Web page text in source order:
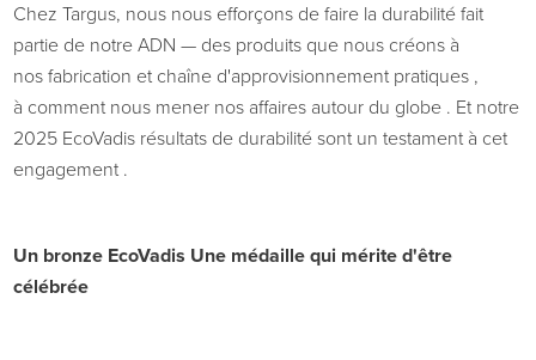
Chez Targus, nous nous efforçons de faire la durabilité fait
partie de notre ADN — des produits que nous créons à
nos fabrication et chaîne d'approvisionnement pratiques ,
à comment nous mener nos affaires autour du globe . Et notre
2025 EcoVadis résultats de durabilité sont un testament à cet
engagement .
Un bronze EcoVadis Une médaille qui mérite d'être
célébrée